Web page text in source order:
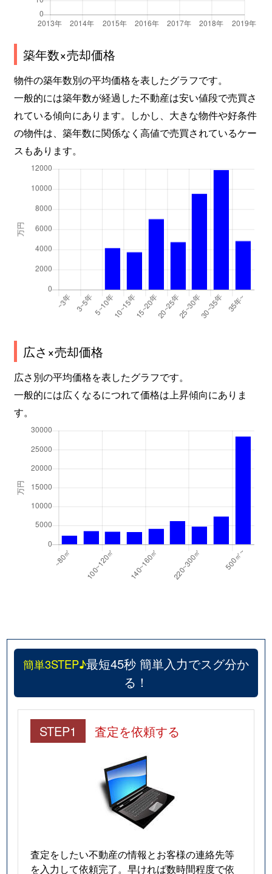
築年数×売却価格
物件の築年数別の平均価格を表したグラフです。
一般的には築年数が経過した不動産は安い値段で売買さ
れている傾向にあります。しかし、大きな物件や好条件
の物件は、築年数に関係なく高値で売買されているケー
スもあります。
広さ×売却価格
広さ別の平均価格を表したグラフです。
一般的には広くなるにつれて価格は上昇傾向にありま
す。
簡単3STEP♪最短45秒 簡単入力でスグ分か
る！
STEP1 査定を依頼する
査定をしたい不動産の情報とお客様の連絡先等
を入力して依頼完了。早ければ数時間程度で依